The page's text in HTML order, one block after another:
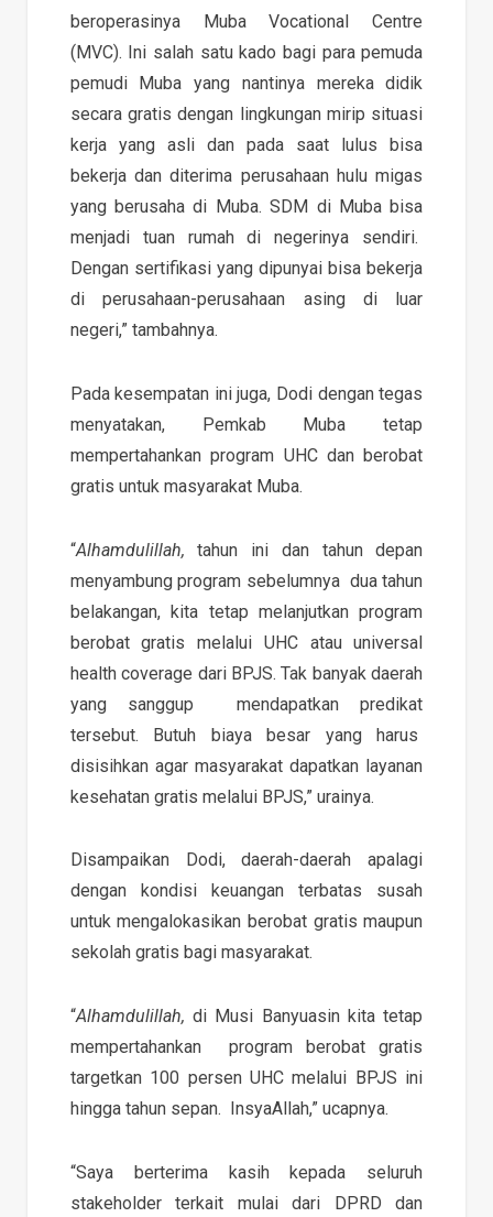
beroperasinya Muba Vocational Centre
(MVC). Ini salah satu kado bagi para pemuda
pemudi Muba yang nantinya mereka didik
secara gratis dengan lingkungan mirip situasi
kerja yang asli dan pada saat lulus bisa
bekerja dan diterima perusahaan hulu migas
yang berusaha di Muba. SDM di Muba bisa
menjadi tuan rumah di negerinya sendiri.
Dengan sertifikasi yang dipunyai bisa bekerja
di perusahaan-perusahaan asing di luar
negeri,” tambahnya.
Pada kesempatan ini juga, Dodi dengan tegas
menyatakan, Pemkab Muba tetap
mempertahankan program UHC dan berobat
gratis untuk masyarakat Muba.
“Alhamdulillah, tahun ini dan tahun depan
menyambung program sebelumnya dua tahun
belakangan, kita tetap melanjutkan program
berobat gratis melalui UHC atau universal
health coverage dari BPJS. Tak banyak daerah
yang sanggup mendapatkan predikat
tersebut. Butuh biaya besar yang harus
disisihkan agar masyarakat dapatkan layanan
kesehatan gratis melalui BPJS,” urainya.
Disampaikan Dodi, daerah-daerah apalagi
dengan kondisi keuangan terbatas susah
untuk mengalokasikan berobat gratis maupun
sekolah gratis bagi masyarakat.
“Alhamdulillah, di Musi Banyuasin kita tetap
mempertahankan program berobat gratis
targetkan 100 persen UHC melalui BPJS ini
hingga tahun sepan. InsyaAllah,” ucapnya.
“Saya berterima kasih kepada seluruh
stakeholder terkait mulai dari DPRD dan